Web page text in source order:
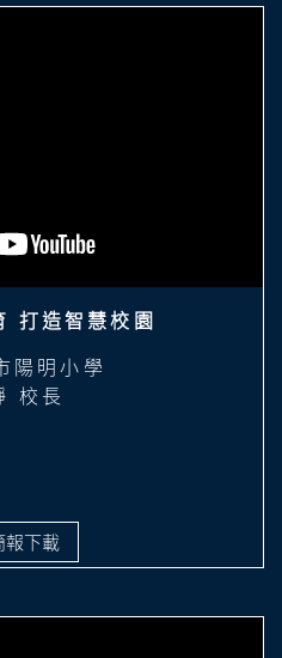
打造智慧校園
陽明小學
校長
報下載